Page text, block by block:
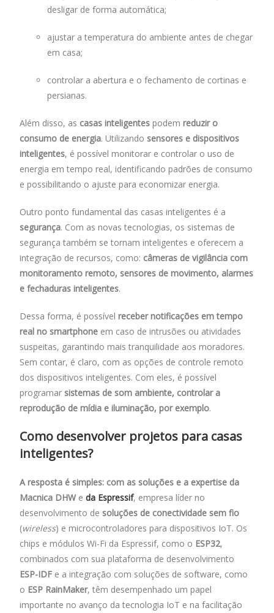
desligar de forma automática;
ajustar a temperatura do ambiente antes de chegar
em casa;
controlar a abertura e o fechamento de cortinas e
persianas.
Além disso, as casas inteligentes podem reduzir o
consumo de energia. Utilizando sensores e dispositivos
inteligentes, é possível monitorar e controlar o uso de
energia em tempo real, identificando padrões de consumo
e possibilitando o ajuste para economizar energia.
Outro ponto fundamental das casas inteligentes é a
segurança. Com as novas tecnologias, os sistemas de
segurança também se tornam inteligentes e oferecem a
integração de recursos, como: câmeras de vigilância com
monitoramento remoto, sensores de movimento, alarmes
e fechaduras inteligentes.
Dessa forma, é possível receber notificações em tempo
real no smartphone em caso de intrusões ou atividades
suspeitas, garantindo mais tranquilidade aos moradores.
Sem contar, é claro, com as opções de controle remoto
dos dispositivos inteligentes. Com eles, é possível
programar sistemas de som ambiente, controlar a
reprodução de mídia e iluminação, por exemplo.
Como desenvolver projetos para casas
inteligentes?
A resposta é simples: com as soluções e a expertise da
Macnica DHW eda Espressif, empresa líder no
desenvolvimento de soluções de conectividade sem fio
(wireless) e microcontroladores para dispositivos IoT. Os
chips e módulos Wi-Fi da Espressif, como o ESP32,
combinados com sua plataforma de desenvolvimento
ESP-IDF e a integração com soluções de software, como
o ESP RainMaker, têm desempenhado um papel
importante no avanço da tecnologia IoT e na facilitação